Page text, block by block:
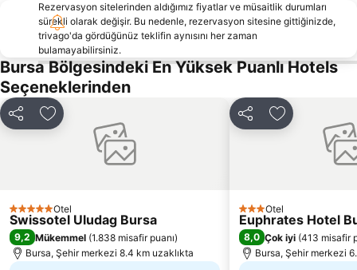
Rezervasyon sitelerinden aldığımız fiyatlar ve müsaitlik durumları
sürekli olarak değişir. Bu nedenle, rezervasyon sitesine gittiğinizde,
trivago'da gördüğünüz teklifin aynısını her zaman
bulamayabilirsiniz.
Bursa Bölgesindeki En Yüksek Puanlı Hotels
Seçeneklerinden
Paylaş Favorilerime ekle
5 Yıldız Otel
Swissotel Uludag Bursa
9,2 Mükemmel (1.838 misafir puanı)
Bursa, Şehir merkezi 8.4 km uzaklıkta
Paylaş Favorilerime
3 Yıldız
Otel
Euphrates Hotel
8,0 Çok iyi (413 misafir
Bursa, Şehir merkezi